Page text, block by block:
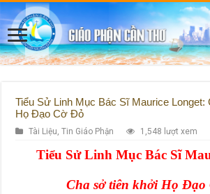
Tiểu Sử Linh Mục Bác Sĩ Maurice
Họ Đạo Cờ Đỏ
Tài Liệu ,Tin Giáo Phận 1,548 lượt xem
Tiểu Sử Linh Mục Bác Sĩ
Cha sở tiên khởi Họ Đạo